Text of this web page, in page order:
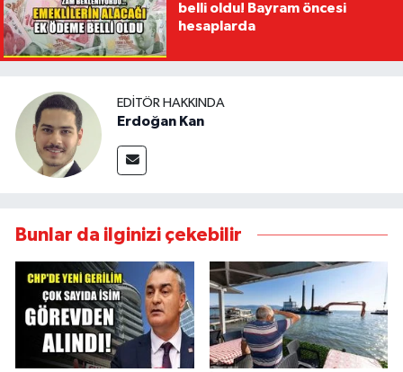
belli oldu! Bayram öncesi
hesaplarda
EDITÖR HAKKINDA
Erdoğan Kan
Bunlar da ilginizi çekebilir